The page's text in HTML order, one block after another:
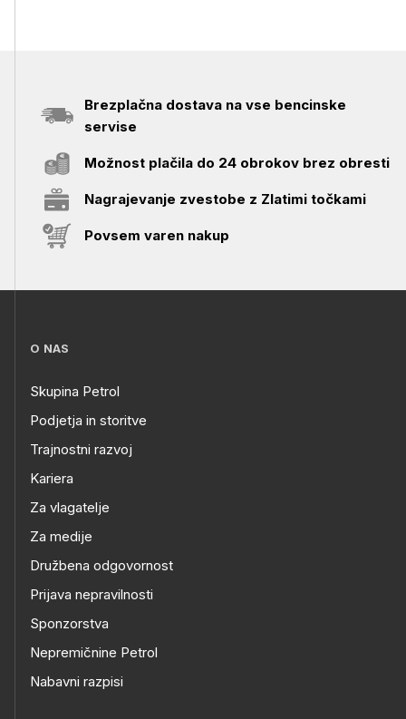
Brezplačna dostava na vse bencinske
servise
Možnost plačila do 24 obrokov brez obresti
Nagrajevanje zvestobe z Zlatimi točkami
Povsem varen nakup
O NAS
Skupina Petrol
Podjetja in storitve
Trajnostni razvoj
Kariera
Za vlagatelje
Za medije
Družbena odgovornost
Prijava nepravilnosti
Sponzorstva
Nepremičnine Petrol
Nabavni razpisi